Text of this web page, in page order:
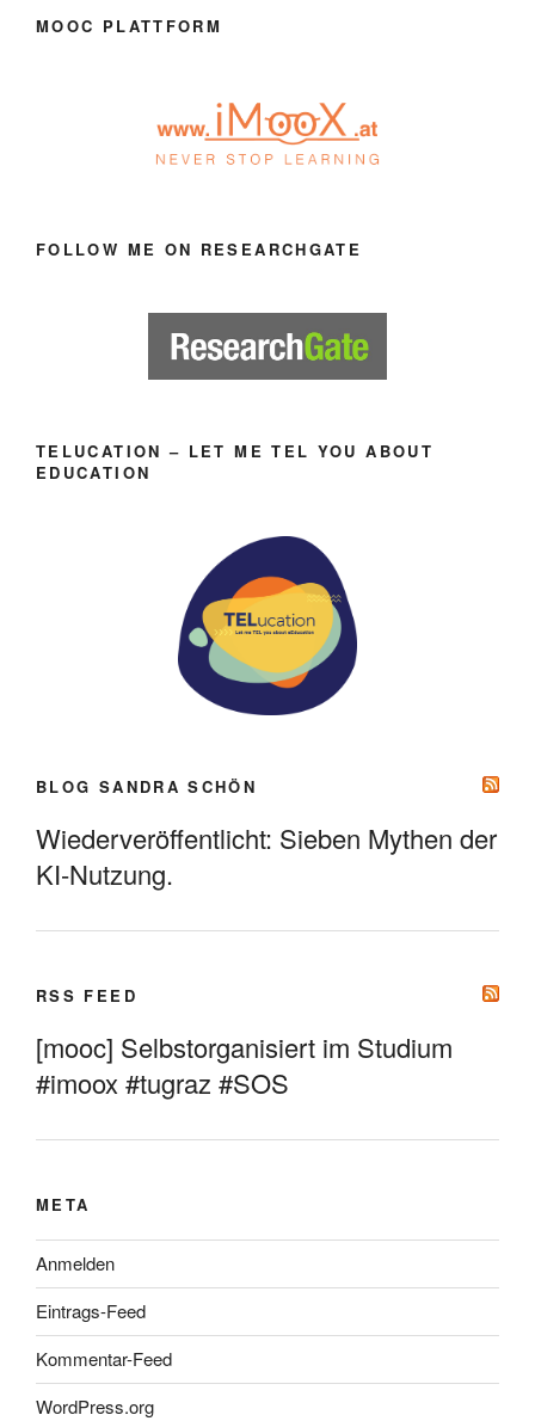
MOOC PLATTFORM
FOLLOW ME ON RESEARCHGATE
TELUCATION – LET ME TEL YOU ABOUT
EDUCATION
BLOG SANDRA SCHÖN
Wiederveröffentlicht: Sieben Mythen der
KI-Nutzung.
RSS FEED
[mooc] Selbstorganisiert im Studium
#imoox #tugraz #SOS
META
Anmelden
Eintrags-Feed
Kommentar-Feed
WordPress.org